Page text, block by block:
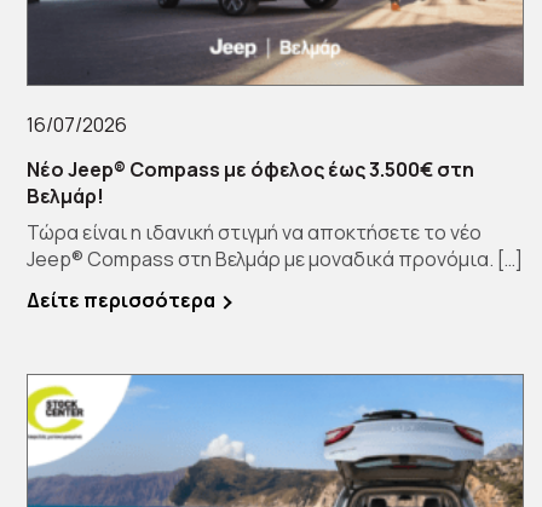
16/07/2026
Νέο Jeep® Compass με όφελος έως 3.500€ στη
Βελμάρ!
Τώρα είναι η ιδανική στιγμή να αποκτήσετε το νέο
Jeep® Compass στη Βελμάρ με μοναδικά προνόμια. […]
Δείτε περισσότερα